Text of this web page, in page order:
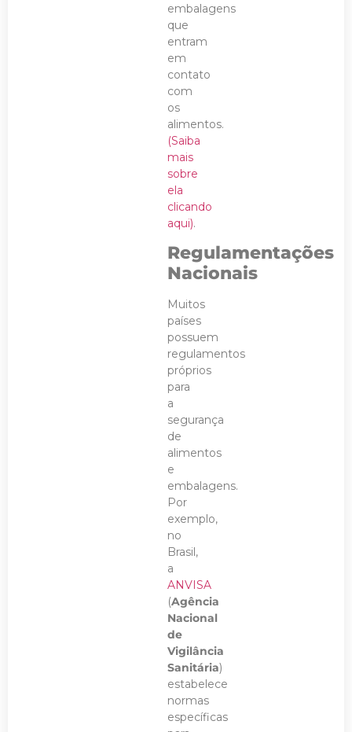
embalagens
que
entram
em
contato
com
os
alimentos.
(Saiba
mais
sobre
ela
clicando
aqui).
Regulamentações
Nacionais
Muitos
países
possuem
regulamentos
próprios
para
a
segurança
de
alimentos
e
embalagens.
Por
exemplo,
no
Brasil,
a
ANVISA
(Agência
Nacional
de
Vigilância
Sanitária)
estabelece
normas
específicas